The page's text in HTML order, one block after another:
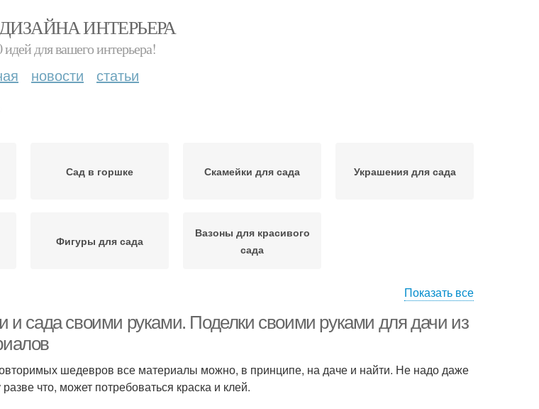
ИНТЕРЬЕРА
идей для вашего интерьера!
новости статьи
Сад в горшке Скамейки для сада Украшения для сада
Фигуры для сада
Вазоны для красивого
сада
Показать все
и сада своими руками. Поделки своими руками для дачи из
шедевров все материалы можно, в принципе, на даче и найти. Не надо даже
что, может потребоваться краска и клей.